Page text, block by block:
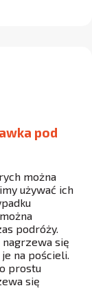
pod
można
używać ich
podróży.
się
na pościeli.
prostu
się